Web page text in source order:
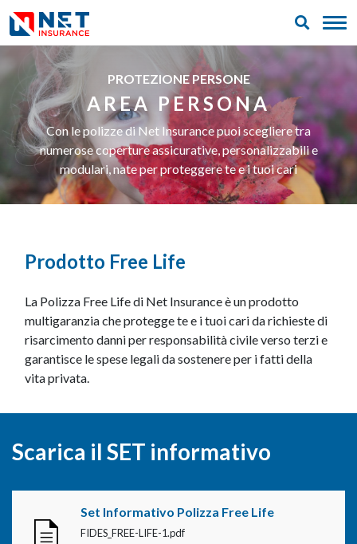
PROTEZIONE PERSONE
AREA PERSONA
Con le polizze di Net Insurance puoi scegliere tra
numerose coperture assicurative, personalizzabili e
modulari, nate per proteggere te e i tuoi cari
Prodotto Free Life
La Polizza Free Life di Net Insurance è un prodotto
multigaranzia che protegge te e i tuoi cari da richieste di
risarcimento danni per responsabilità civile verso terzi e
garantisce le spese legali da sostenere per i fatti della
vita privata.
Scarica il SET informativo
Set Informativo Polizza Free Life
FIDES_FREE-LIFE-1.pdf